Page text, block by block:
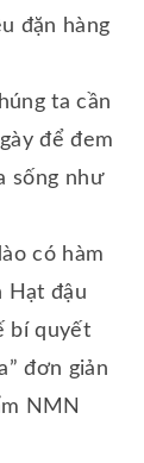
đặn hàng
ta cần
để đem
sống như
có hàm
Hạt đậu
bí quyết
đơn giản
NMN